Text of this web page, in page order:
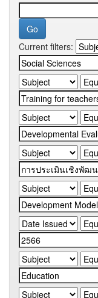
Current filters: